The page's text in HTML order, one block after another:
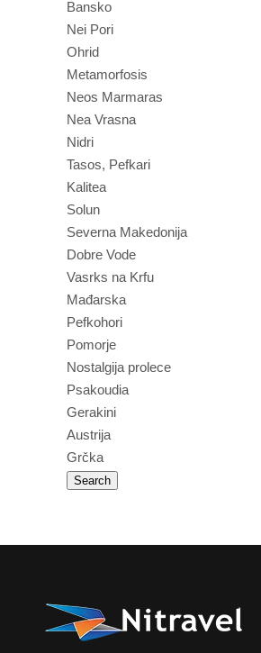
Bansko
Nei Pori
Ohrid
Metamorfosis
Neos Marmaras
Nea Vrasna
Nidri
Tasos, Pefkari
Kalitea
Solun
Severna Makedonija
Dobre Vode
Vasrks na Krfu
Mađarska
Pefkohori
Pomorje
Nostalgija prolece
Psakoudia
Gerakini
Austrija
Grčka